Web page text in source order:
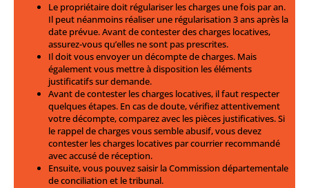
Le propriétaire doit régulariser les charges une fois par an.
Il peut néanmoins réaliser une régularisation 3 ans après la
date prévue. Avant de contester des charges locatives,
assurez-vous qu’elles ne sont pas prescrites.
Il doit vous envoyer un décompte de charges. Mais
également vous mettre à disposition les éléments
justificatifs sur demande.
Avant de contester les charges locatives, il faut respecter
quelques étapes. En cas de doute, vérifiez attentivement
votre décompte, comparez avec les pièces justificatives. Si
le rappel de charges vous semble abusif, vous devez
contester les charges locatives par courrier recommandé
avec accusé de réception.
Ensuite, vous pouvez saisir la Commission départementale
de conciliation et le tribunal.